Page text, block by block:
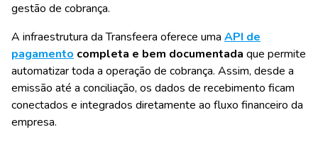
gestão de cobrança.
A infraestrutura da Transfeera oferece uma API de
pagamento completa e bem documentada que permite
automatizar toda a operação de cobrança. Assim, desde a
emissão até a conciliação, os dados de recebimento ficam
conectados e integrados diretamente ao fluxo financeiro da
empresa.